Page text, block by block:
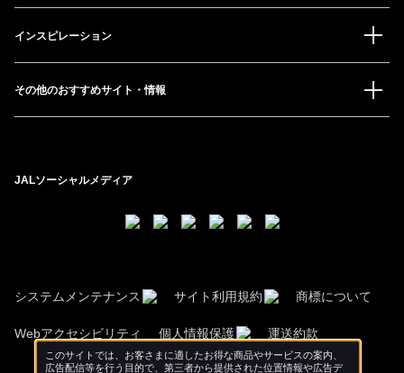
インスピレーション
その他のおすすめサイト・情報
JALソーシャルメディア
システムメンテナンス サイト利用規約 商標について
Webアクセシビリティ 個人情報保護 運送約款
このサイトでは、お客さまに適したお得な商品やサービスの案内、
広告配信等を行う目的で、第三者から提供された位置情報や広告デ